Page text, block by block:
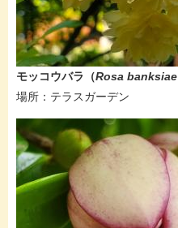
モッコウバラ（Rosa banksiae​
​​場所：テラスガーデン